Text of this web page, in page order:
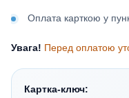
Оплата карткою у
Увага! Перед оплатою
Картка-ключ: